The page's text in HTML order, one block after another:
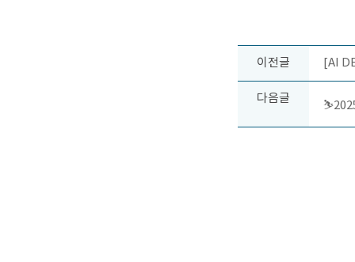
이전글 [AI
다음글